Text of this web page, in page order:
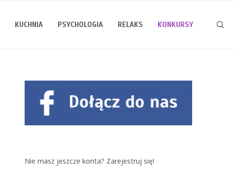
KUCHNIA PSYCHOLOGIA RELAKS KONKURSY
Nie masz jeszcze konta? Zarejestruj się!